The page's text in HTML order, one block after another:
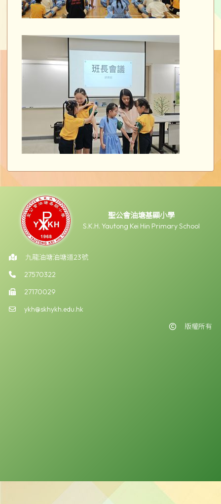
聖公會油塘基顯小學
S.K.H. Yautong Kei Hin Primary School
九龍油塘油塘道23號
27570322
27170029
ykh@skhykh.edu.hk
版權所有